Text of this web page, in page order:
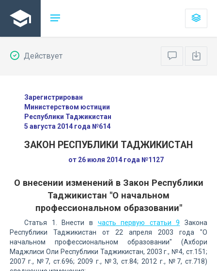
Действует
Зарегистрирован
Министерством юстиции
Республики Таджикистан
5 августа 2014 года №614
ЗАКОН РЕСПУБЛИКИ ТАДЖИКИСТАН
от 26 июля 2014 года №1127
О внесении изменений в Закон Республики
Таджикистан "О начальном
профессиональном образовании"
Статья 1. Внести в часть первую статьи 9 Закона
Республики Таджикистан от 22 апреля 2003 года "О
начальном профессиональном образовании" (Ахбори
Маджлиси Оли Республики Таджикистан, 2003 г., №4, ст.151;
2007 г., №7, ст.696; 2009 г., №3, ст.84; 2012 г., №7, ст.718)